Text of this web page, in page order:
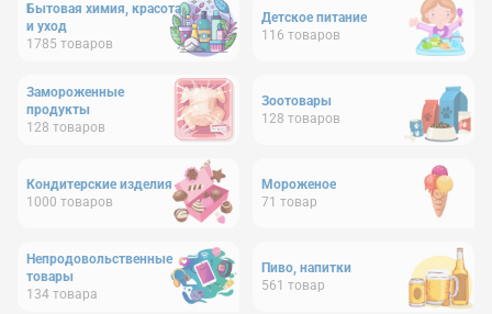
Бытовая химия, красота
и уход
1785 товаров
Детское питание
116 товаров
Замороженные
продукты
128 товаров
Зоотовары
128 товаров
Кондитерские изделия
1000 товаров
Мороженое
71 товар
Непродовольственные
товары
134 товара
Пиво, напитки
561 товар